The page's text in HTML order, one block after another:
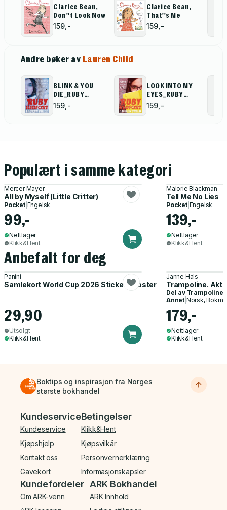
Clarice Bean,
Don''t Look Now
159,-
Clarice Bean,
That''s Me
159,-
Andre bøker av Lauren Child
BLINK & YOU
DIE_RUBY
REDFO6 PB
159,-
LOOK INTO MY
EYES_RUBY
RED1 PB
159,-
Populært i samme kategori
Mercer Mayer
All by Myself (Little Critter)
Pocket| Engelsk
99,-
Nettlager
Klikk&Hent
Malorie Blackman
Tell Me No Lies
Pocket| Engelsk
139,-
Nettlager
Klikk&Hent
Anbefalt for deg
Panini
Samlekort World Cup 2026 Sticker Booster
29,90
Utsolgt
Klikk&Hent
Janne Hals
Trampoline.
Del av Trampoline
Annet| Norsk,
179,-
Nettlager
Klikk&Hent
Boktips og inspirasjon fra Norges
største bokhandel
Bunnmeny
Kundeservice
Kundeservice
Kjøpshjelp
Kontakt oss
Gavekort
Betingelser
Klikk&Hent
Kjøpsvilkår
Personvernerklæring
Informasjonskapsler
Kundefordeler
Om ARK-venn
ARK Bokhandel
ARK Innhold